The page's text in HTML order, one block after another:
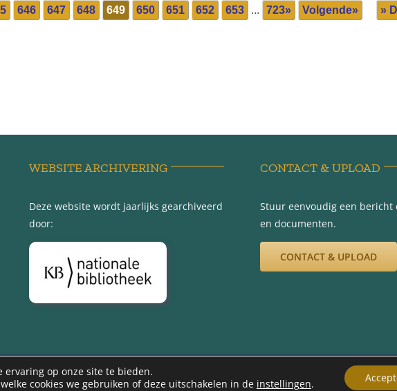
646 647 648 649 650 651 652 653 ... 723» Volgende» »
WEBSITE ARCHIVERING
Deze website wordt jaarlijks gearchiveerd
door:
CONTACT & UPLOAD
Stuur eenvoudig een bericht
en documenten.
CONTACT & UPLOAD
@ 2012 -2026 | Werkgroep Minnertsga Vroeger | Ontwerp en beheer Gerryt
ervaring op onze site te bieden.
cookies we gebruiken of deze uitschakelen in de instellingen.